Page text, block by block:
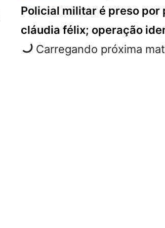
Policial militar é preso
cláudia félix; operação
Carregando próxima